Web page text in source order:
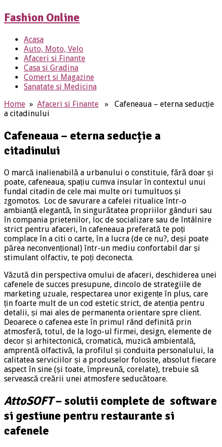
Fashion Online
Acasa
Auto, Moto, Velo
Afaceri si Finante
Casa si Gradina
Comert si Magazine
Sanatate si Medicina
Home » Afaceri si Finante » Cafeneaua – eterna seducție
a citadinului
Cafeneaua – eterna seducție a
citadinului
O marcă inalienabilă a urbanului o constituie, fără doar și
poate, cafeneaua, spațiu cumva insular în contextul unui
fundal citadin de cele mai multe ori tumultuos și
zgomotos. Loc de savurare a cafelei ritualice într-o
ambianță elegantă, în singurătatea propriilor gânduri sau
în compania prietenilor, loc de socializare sau de întâlnire
strict pentru afaceri, în cafeneaua preferată te poți
complace în a citi o carte, în a lucra (de ce nu?, deși poate
părea neconvențional) într-un mediu confortabil dar și
stimulant olfactiv, te poți deconecta.
Văzută din perspectiva omului de afaceri, deschiderea unei
cafenele de succes presupune, dincolo de strategiile de
marketing uzuale, respectarea unor exigențe în plus, care
țin foarte mult de un cod estetic strict, de atenția pentru
detalii, și mai ales de permanenta orientare spre client.
Deoarece o cafenea este în primul rând definită prin
atmosferă, totul, de la logo-ul firmei, design, elemente de
decor și arhitectonică, cromatică, muzică ambientală,
amprentă olfactivă, la profilul și conduita personalului, la
calitatea serviciilor și a produselor folosite, absolut fiecare
aspect în sine (și toate, împreună, corelate), trebuie să
servească creării unei atmosfere seducătoare.
AttoSOFT– solutii complete de software
si gestiune pentru restaurante si
cafenele